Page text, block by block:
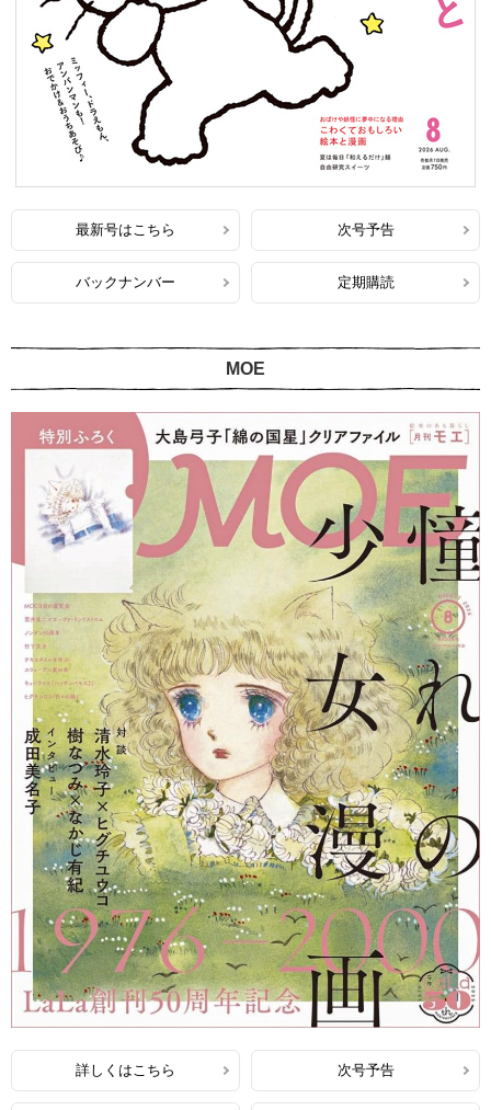
最新号はこちら 次号予告
バックナンバー 定期購読
MOE
詳しくはこちら 次号予告